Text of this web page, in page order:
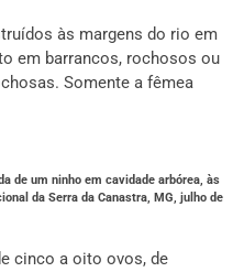
às margens do rio em
em barrancos, rochosos ou
Somente a fêmea
de um ninho em cavidade arbórea, às
da Serra da Canastra, MG, julho de
cinco a oito ovos, de